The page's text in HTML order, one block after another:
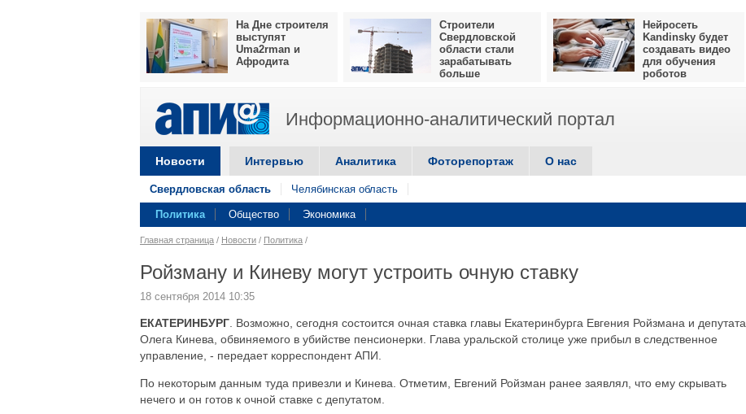
На Дне строителя
выступят
Uma2rman и
Афродита
Строители
Свердловской
области стали
зарабатывать
больше
Нейросеть
Kandinsky будет
создавать видео
для обучения
роботов
Информационно-аналитический портал
Новости Интервью Аналитика Фоторепортаж О нас
Свердловская область Челябинская область
Политика Общество Экономика
Главная страница / Новости / Политика /
Ройзману и Киневу могут устроить очную ставку
18 сентября 2014 10:35
ЕКАТЕРИНБУРГ . Возможно, сегодня состоится очная ставка главы Екатеринбурга Евгения Ройзмана и депутата
Олега Кинева, обвиняемого в убийстве пенсионерки. Глава уральской столице уже прибыл в следственное
управление, - передает корреспондент АПИ.
По некоторым данным туда привезли и Кинева. Отметим, Евгений Ройзман ранее заявлял, что ему скрывать
нечего и он готов к очной ставке с депутатом.